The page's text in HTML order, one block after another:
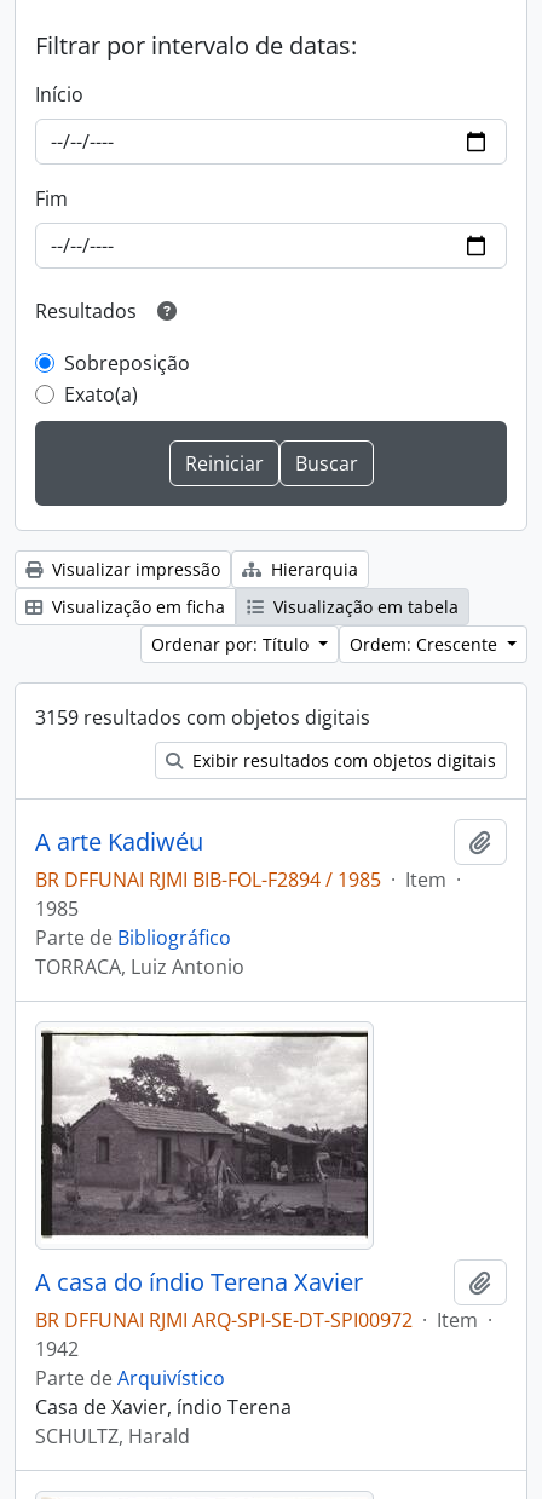
Filtrar por intervalo de datas:
Início
Fim
Resultados
Sobreposição
Exato(a)
Visualizar impressão
Hierarquia
Visualização em ficha
Visualização em tabela
Ordenar por: Título
Ordem: Crescente
3159 resultados com objetos digitais
Exibir resultados com objetos digitais
A arte Kadiwéu
BR DFFUNAI RJMI BIB-FOL-F2894 / 1985 · Item ·
1985
Parte de Bibliográfico
TORRACA, Luiz Antonio
A casa do índio Terena Xavier
BR DFFUNAI RJMI ARQ-SPI-SE-DT-SPI00972 · Item ·
1942
Parte deArquivístico
Casa de Xavier, índio Terena
SCHULTZ, Harald